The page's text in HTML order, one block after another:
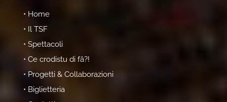
• Home
• Il TSF
• Spettacoli
• Ce crodistu di fâ?!
• Progetti & Collaborazioni
• Biglietteria